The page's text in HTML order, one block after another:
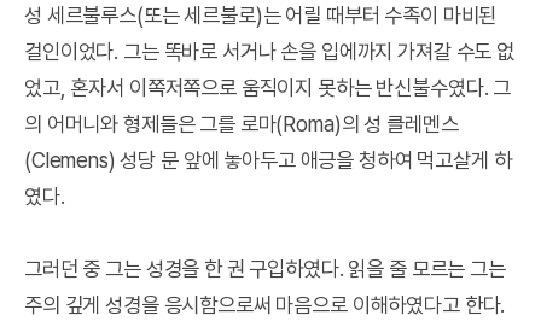
성 세르불루스(또는 세르불로)는 어릴 때부터 수족이 마비된
걸인이었다. 그는 똑바로 서거나 손을 입에까지 가져갈 수도 없
었고, 혼자서 이쪽저쪽으로 움직이지 못하는 반신불수였다. 그
의 어머니와 형제들은 그를 로마(Roma)의 성 클레멘스
(Clemens) 성당 문 앞에 놓아두고 애긍을 청하여 먹고살게 하
였다.
그러던 중 그는 성경을 한 권 구입하였다. 읽을 줄 모르는 그는
주의 깊게 성경을 응시함으로써 마음으로 이해하였다고 한다.